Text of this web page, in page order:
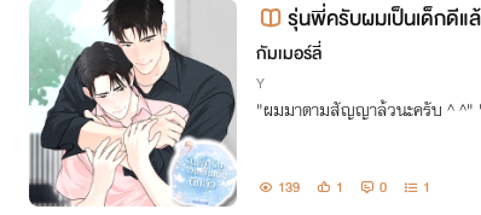
รุ่นพี่ครับผมเป็นเด็กดีแ
กัมเมอร์ลี่
Y
"ผม
139 1 0 1